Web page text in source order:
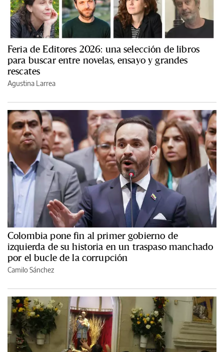
Feria de Editores 2026: una selección de libros
para buscar entre novelas, ensayo y grandes
rescates
Agustina Larrea
Colombia pone fin al primer gobierno de
izquierda de su historia en un traspaso manchado
por el bucle de la corrupción
Camilo Sánchez